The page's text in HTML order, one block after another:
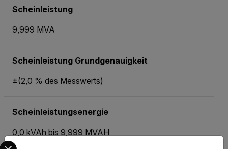
Scheinleistung
9,999 MVA
Scheinleistung Grundgenauigkeit
±(2,0 % des Messwerts)
Scheinleistungsenergie
0,0 kVAh bis 9,999 MVAH
Select your preferred country and language from the